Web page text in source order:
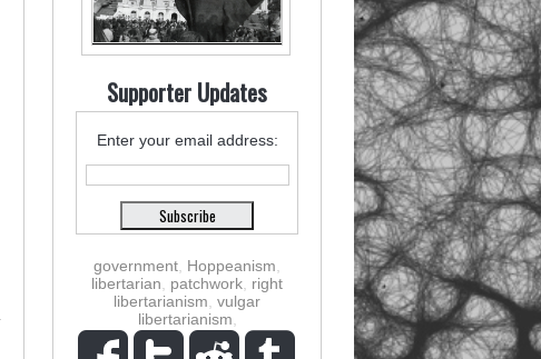
Supporter Updates
Enter your email address:
government Hoppeanism
libertarian
patchwork right
libertarianism vulgar
libertarianism